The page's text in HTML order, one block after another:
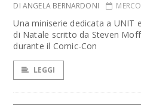
DI ANGELA BERNARDONI
Una miniserie dedicata a UNIT
di Natale scritto da Steven
durante il Comic-Con
LEGGI